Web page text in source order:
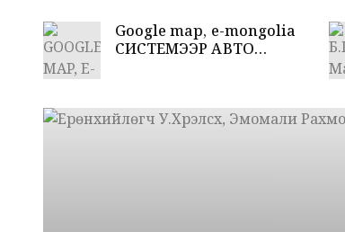
Google map, e-mongolia
СИСТЕМЭЭР АВТО